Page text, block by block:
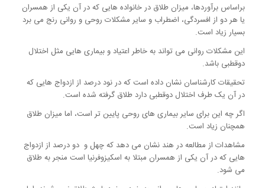
براساس برآوردها، میزان طلاق در خانواده هایی که در آن یکی از همسران
یا هر دو از افسردگی، اضطراب و سایر مشکلات روحی و روانی رنج می برد
بسیار زیاد است.
این مشکلات روانی می تواند به خاطر اعتیاد و بیماری هایی مثل اختلال
دوقطبی باشد.
تحقیقات کارشناسان نشان داده است که در نود درصد از ازدواج هایی که
در آن یک طرف اختلال دوقطبی دارد طلاق گرفته شده است.
اگر چه این برای سایر بیماری های روحی پایین تر است، اما میزان طلاق
همچنان زیاد است.
مشاهدات از مطالعه در هند نشان می دهد که چهل و دو درصد از ازدواج
هایی که در آن یکی از همسران مبتلا به اسکیزوفرنیا است منجر به طلاق
می شود.